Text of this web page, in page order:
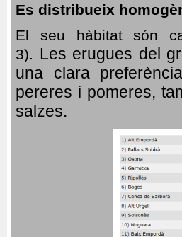
Es distribueix
El seu hàbitat són
3). Les erugues del
una clara
pereres i pomeres,
salzes.